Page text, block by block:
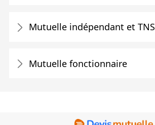
Mutuelle indépendant et TNS
Mutuelle fonctionnaire